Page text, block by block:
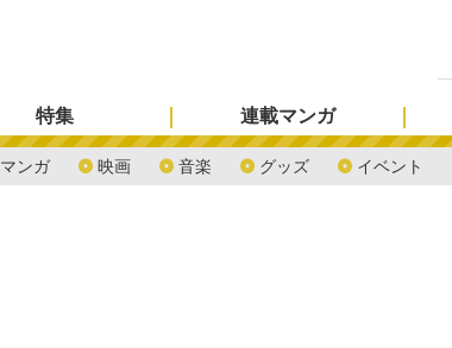
マンガ 映画 音楽 グッズ イベント
特集 連載マンガ